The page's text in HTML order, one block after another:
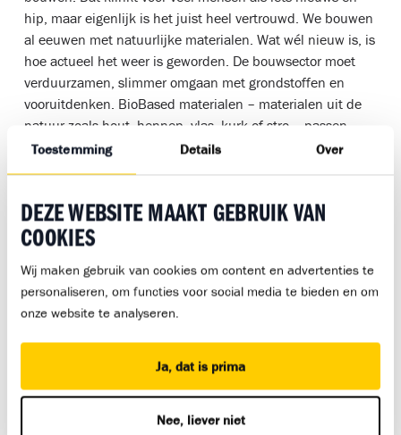
Toestemming Details Over
DEZE WEBSITE MAAKT GEBRUIK VAN
COOKIES
Wij maken gebruik van cookies om content en advertenties te
personaliseren, om functies voor social media te bieden en om
onze website te analyseren.
Ja, dat is prima
Nee, liever niet
hip, maar eigenlijk is het juist heel vertrouwd. We bouwen
al eeuwen met natuurlijke materialen. Wat wél nieuw is, is
hoe actueel het weer is geworden. De bouwsector moet
verduurzamen, slimmer omgaan met grondstoffen en
vooruitdenken. BioBased materialen – materialen uit de
natuur zoals hout, hennep, vlas, kurk of stro – passen
daarin, omdat ze hernieuwbaar zijn en vaak minder
Juist daarom is het belangrijk dat jongeren er nu al mee
leren werken: de vakmensen van straks moeten begrijpen
toekomst steeds vaker gevraagd gaat worden.
Om dat thema extra inhoud te geven, is er op woensdag
11 februari van 12:00 tot 14:00 uur een inspirerende
lezing van Thomas Pijnenburgh, founder van Groene
manier uit wat BioBased materiaal precies is, hoe je het
gebruikt en waarom deze manier van bouwen steeds